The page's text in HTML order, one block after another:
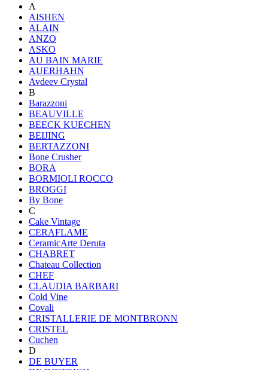
A
AISHEN
ALAIN
ANZO
ASKO
AU BAIN MARIE
AUERHAHN
Avdeev Crystal
B
Barazzoni
BEAUVILLE
BEECK KUECHEN
BEIJING
BERTAZZONI
Bone Crusher
BORA
BORMIOLI ROCCO
BROGGI
By Bone
C
Cake Vintage
CERAFLAME
CeramicArte Deruta
CHABRET
Chateau Collection
CHEF
CLAUDIA BARBARI
Cold Vine
Covali
CRISTALLERIE DE MONTBRONN
CRISTEL
Cuchen
D
DE BUYER